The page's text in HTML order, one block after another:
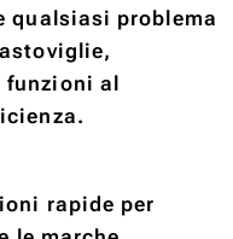
qualsiasi problema
funzioni al
rapide per